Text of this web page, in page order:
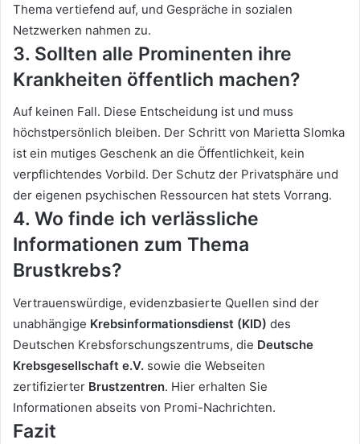
Thema vertiefend auf, und Gespräche in sozialen
Netzwerken nahmen zu.
3. Sollten alle Prominenten ihre
Krankheiten öffentlich machen?
Auf keinen Fall. Diese Entscheidung ist und muss
höchstpersönlich bleiben. Der Schritt von Marietta Slomka
ist ein mutiges Geschenk an die Öffentlichkeit, kein
verpflichtendes Vorbild. Der Schutz der Privatsphäre und
der eigenen psychischen Ressourcen hat stets Vorrang.
4. Wo finde ich verlässliche
Informationen zum Thema
Brustkrebs?
Vertrauenswürdige, evidenzbasierte Quellen sind der
unabhängige Krebsinformationsdienst (KID) des
Deutschen Krebsforschungszentrums, die Deutsche
Krebsgesellschaft e.V. sowie die Webseiten
zertifizierter Brustzentren. Hier erhalten Sie
Informationen abseits von Promi-Nachrichten.
Fazit